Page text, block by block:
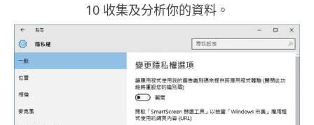
10 收集及分析你的資料。